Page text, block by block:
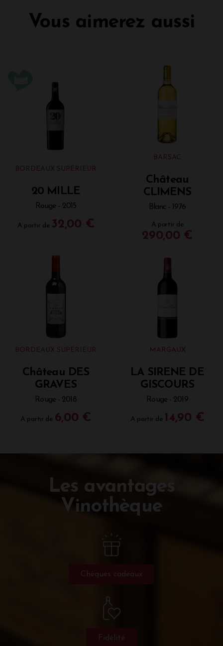
Vous aimerez aussi
BORDEAUX SUPÉRIEUR
20 MILLE
Rouge - 2015
A partir de 32,00 €
BARSAC
Château
CLIMENS
Blanc - 1976
A partir de
290,00 €
BORDEAUX SUPÉRIEUR
Château DES
GRAVES
Rouge - 2018
A partir de 6,00 €
MARGAUX
LA SIRENE DE
GISCOURS
Rouge - 2019
A partir de 14,90 €
Les avantages
Vinothèque
Chèques cadeaux
Fidélité